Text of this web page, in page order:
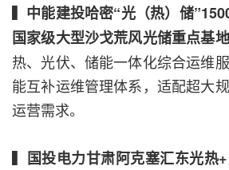
▍ 中能建投哈密“光（热）储
国家级大型沙戈荒风光储重点基
热、光伏、储能一体化综合运维
能互补运维管理体系，适配超大
运营需求。
▍ 国投电力甘肃阿克塞汇东光热